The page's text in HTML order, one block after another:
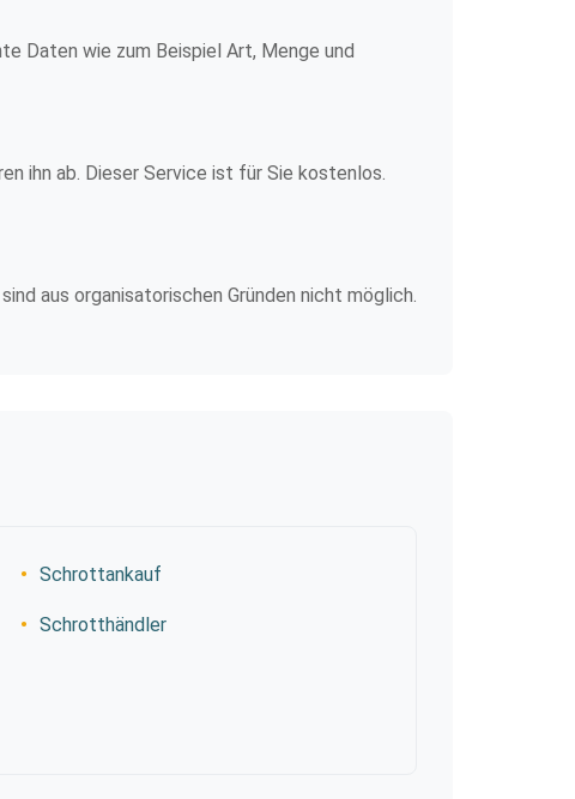
Daten wie zum Beispiel Art, Menge und
ihn ab. Dieser Service ist für Sie kostenlos.
aus organisatorischen Gründen nicht möglich.
Schrottankauf
Schrotthändler